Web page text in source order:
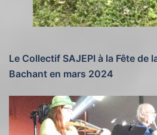
Le Collectif SAJEPI à la Fête de
Bachant en mars 2024
Lecteur
vidéo